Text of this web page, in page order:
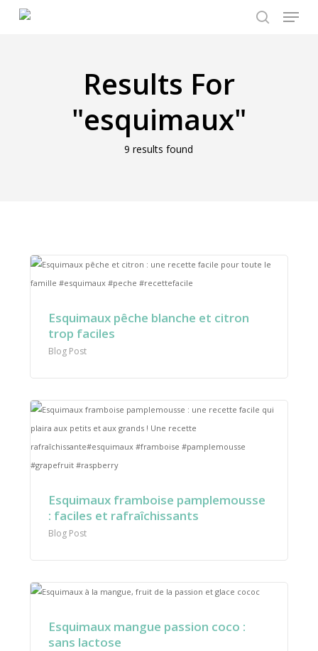
Menu
Results For
"esquimaux"
9 results found
Esquimaux pêche blanche et citron
trop faciles
Blog Post
Esquimaux framboise pamplemousse
: faciles et rafraîchissants
Blog Post
Esquimaux mangue passion coco :
sans lactose